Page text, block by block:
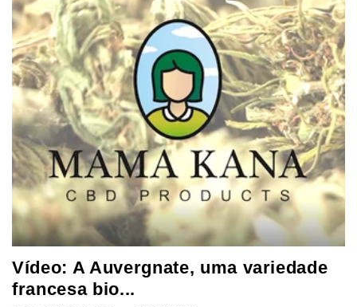
Vídeo: A Auvergnate, uma variedade
francesa bio...